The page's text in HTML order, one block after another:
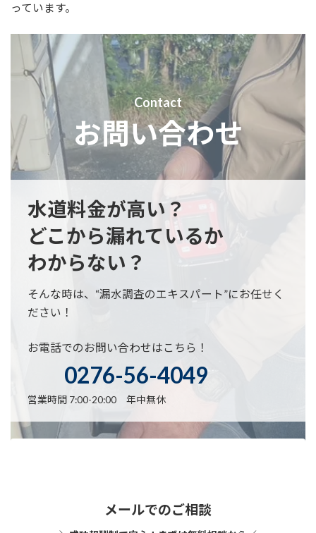
っています。
Contact
お問い合わせ
水道料金が高い？
どこから漏れているか
わからない？
そんな時は、“漏水調査のエキスパート”にお任せく
ださい！
お電話でのお問い合わせはこちら！
0276-56-4049
営業時間 7:00-20:00 年中無休
メールでのご相談